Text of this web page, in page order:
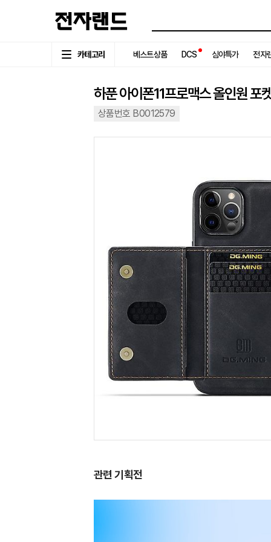
카테고리 베스트상품 DCS 심야특가 전자
하푼 아이폰11프로맥스 올인원 포
상품번호 B0012579
관련 기획전